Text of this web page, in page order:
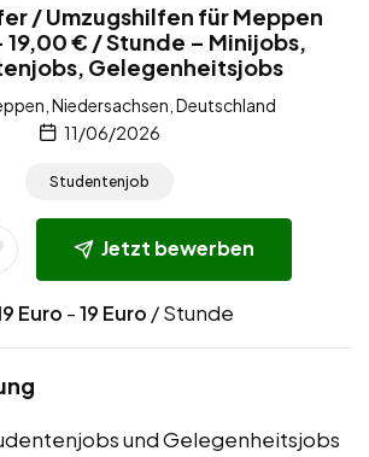
/ Umzugshilfen für Meppen
€ / Stunde – Minijobs,
Gelegenheitsjobs
Niedersachsen, Deutschland
11/06/2026
Studentenjob
Jetzt bewerben
Euro -19 Euro / Stunde
und Gelegenheitsjobs